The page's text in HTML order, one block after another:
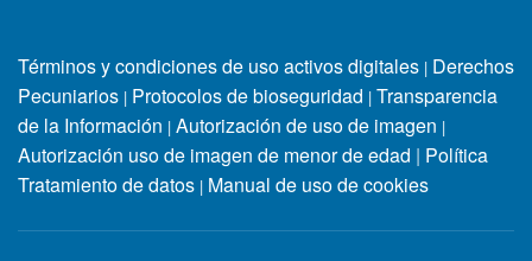
Términos y condiciones de uso activos digitales | Derechos
Pecuniarios | Protocolos de bioseguridad | Transparencia
de la Información | Autorización de uso de imagen |
Autorización uso de imagen de menor de edad | Política
Tratamiento de datos | Manual de uso de cookies